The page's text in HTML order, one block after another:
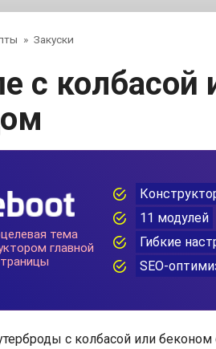
» Закуски
с колбасой или